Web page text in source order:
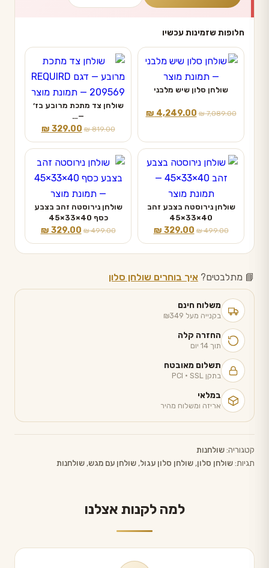
חלופות שזמינות עכשיו
שולחן סלון שיש מלבני
₪7,089.00
המחיר
היה:
₪ 4,249.00
המחיר
הוא:
₪ 4,249.00.
שולחן צד מתכת מרובע בז׳
—…
₪819.00
המחיר
המקורי
₪ 329.00
המחיר
הנוכחי
הוא:
שולחן נירוסטה בצבע זהב
40×33×45
₪499.00
המחיר
המקורי
היה:
₪ 329.00
המחיר
הנוכחי
הוא:
שולחן נירוסטה זהב בצבע
כסף 40×33×45
₪499.00
המחיר
המקורי
היה:
₪ 329.00
המחיר
הנוכחי
הוא:
📘 מתלבטים? איך בוחרים שולחן סלון
משלוח חינם
בקנייה מעל ₪349
החזרה קלה
תוך 14 יום
תשלום מאובטח
בתקן PCI · SSL
במלאי
אריזה ומשלוח מהיר
קטגוריה:שולחנות
תגיות:שולחן סלון, שולחן סלון עגול, שולחן עם מגש, שולחנות
למה לקנות אצלנו